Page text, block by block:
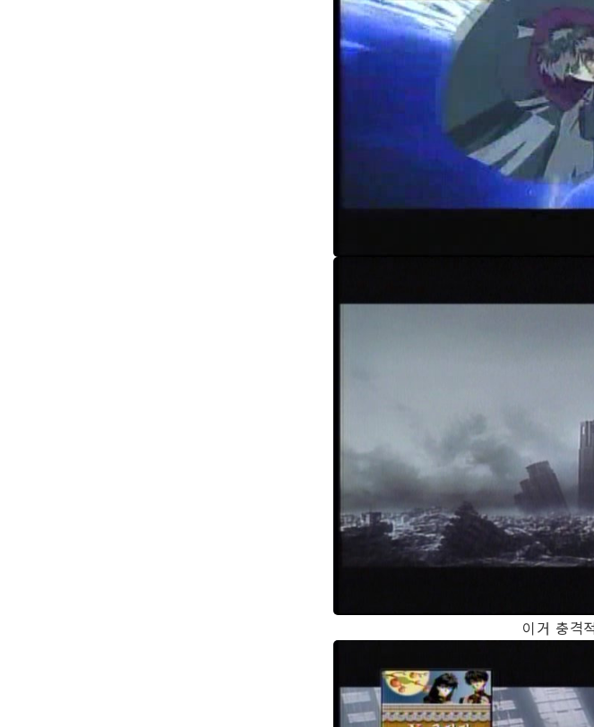
이거 충격